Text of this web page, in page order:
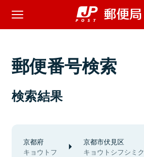
郵便番号検索
検索結果
京都府
キョウトフ
京都市伏見区
キョウトシフシミク